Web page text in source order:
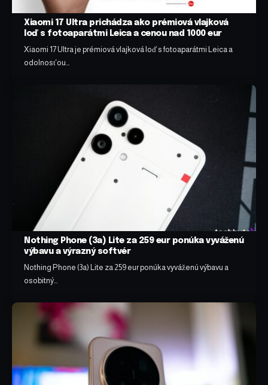
Xiaomi 17 Ultra prichádza ako prémiová vlajková
loď s fotoaparátmi Leica a cenou nad 1000 eur
Xiaomi 17 Ultra je prémiová vlajková loď s fotoaparátmi Leica a
odolnosťou…
Nothing Phone (3a) Lite za 259 eur ponúka vyváženú
výbavu a výrazný softvér
Nothing Phone (3a) Lite za 259 eur ponúka vyváženú výbavu a
osobitný…